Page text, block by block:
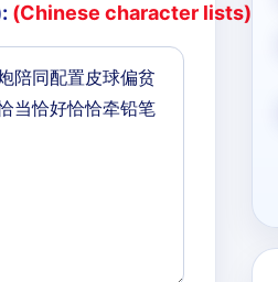
(Chinese character lists)